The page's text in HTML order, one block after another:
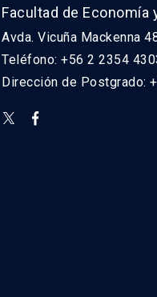
Facultad de Economía
Avda. Vicuña Mackenna
Teléfono: +56 2 2354
Dirección de Postgrado: